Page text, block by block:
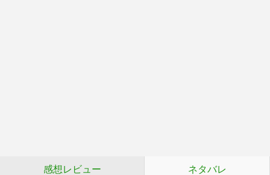
感想レビュー ネタバレ